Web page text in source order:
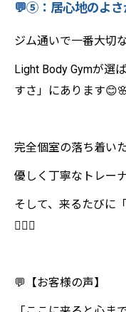
💬⑤：居心地のよさ
ジム通いで一番大切
Light Body Gymが選
すさ」にあります😊🌸
完全個室の落ち着い
優しく丁寧なトレー
そして、来るたびに
💆‍♀️✨
💬【お客様の声】